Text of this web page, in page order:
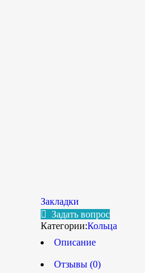
Закладки
Задать вопрос
Категории:Кольца
Описание
Отзывы (0)